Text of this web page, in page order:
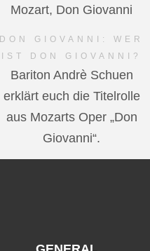
Mozart, Don Giovanni
DON GIOVANNI: WER
IST DON GIOVANNI?
Bariton Andrè Schuen
erklärt euch die Titelrolle
aus Mozarts Oper „Don
Giovanni“.